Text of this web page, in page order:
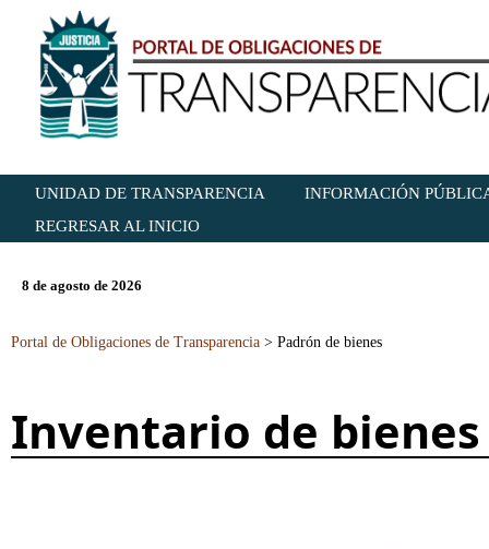
UNIDAD DE TRANSPARENCIA
INFORMACIÓN
REGRESAR AL INICIO
8 de agosto de 2026
Portal de Obligaciones de Transparencia > Padrón de bienes
Inventario de bienes